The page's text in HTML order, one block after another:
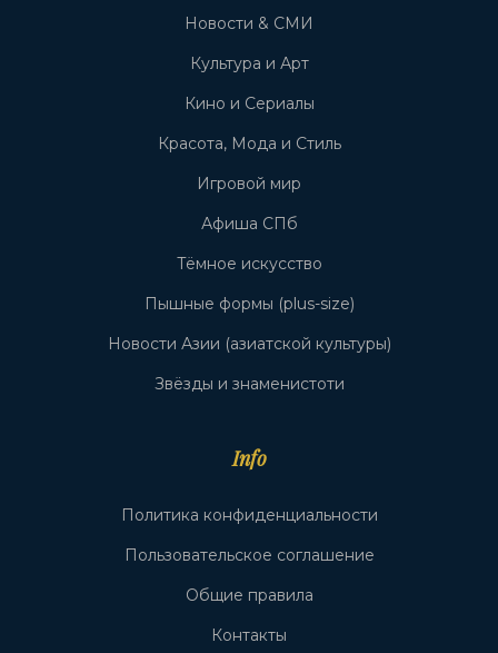
Новости & СМИ
Культура и Арт
Кино и Сериалы
Красота, Мода и Стиль
Игровой мир
Афиша СПб
Тёмное искусство
Пышные формы (plus-size)
Новости Азии (азиатской культуры)
Звёзды и знаменистоти
Info
Политика конфиденциальности
Пользовательское соглашение
Общие правила
Контакты